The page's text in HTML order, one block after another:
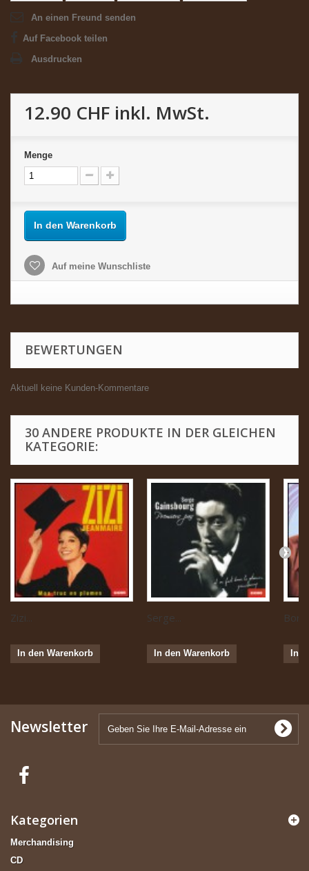
An einen Freund senden
Auf Facebook teilen
Ausdrucken
12.90 CHF inkl. MwSt.
Menge
In den Warenkorb
Auf meine Wunschliste
BEWERTUNGEN
Aktuell keine Kunden-Kommentare
30 ANDERE PRODUKTE IN DER GLEICHEN
KATEGORIE:
Zizi...
In den Warenkorb
Serge...
In den Warenkorb In
Newsletter
Kategorien
Merchandising
CD